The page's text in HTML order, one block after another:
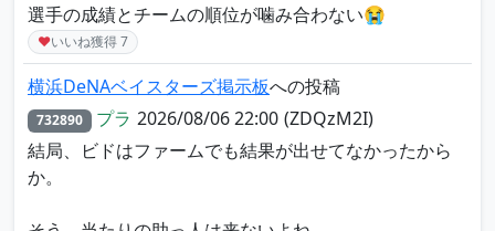
選手の成績とチームの順位が噛み合わない😭
♥いいね獲得7
横浜DeNAベイスターズ掲示板への投稿
732890 プラ 2026/08/06 22:00 (ZDQzM2I)
結局、ビドはファームでも結果が出せてなかったから
か。